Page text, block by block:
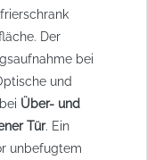
Der
bei
und
Über- und
Tür. Ein
unbefugtem